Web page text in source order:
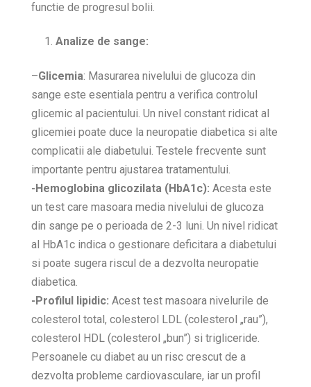
functie de progresul bolii.
Analize de sange:
–Glicemia: Masurarea nivelului de glucoza din
sange este esentiala pentru a verifica controlul
glicemic al pacientului. Un nivel constant ridicat al
glicemiei poate duce la neuropatie diabetica si alte
complicatii ale diabetului. Testele frecvente sunt
importante pentru ajustarea tratamentului.
-Hemoglobina glicozilata (HbA1c): Acesta este
un test care masoara media nivelului de glucoza
din sange pe o perioada de 2-3 luni. Un nivel ridicat
al HbA1c indica o gestionare deficitara a diabetului
si poate sugera riscul de a dezvolta neuropatie
diabetica.
-Profilul lipidic: Acest test masoara nivelurile de
colesterol total, colesterol LDL (colesterol „rau”),
colesterol HDL (colesterol „bun”) si trigliceride.
Persoanele cu diabet au un risc crescut de a
dezvolta probleme cardiovasculare, iar un profil